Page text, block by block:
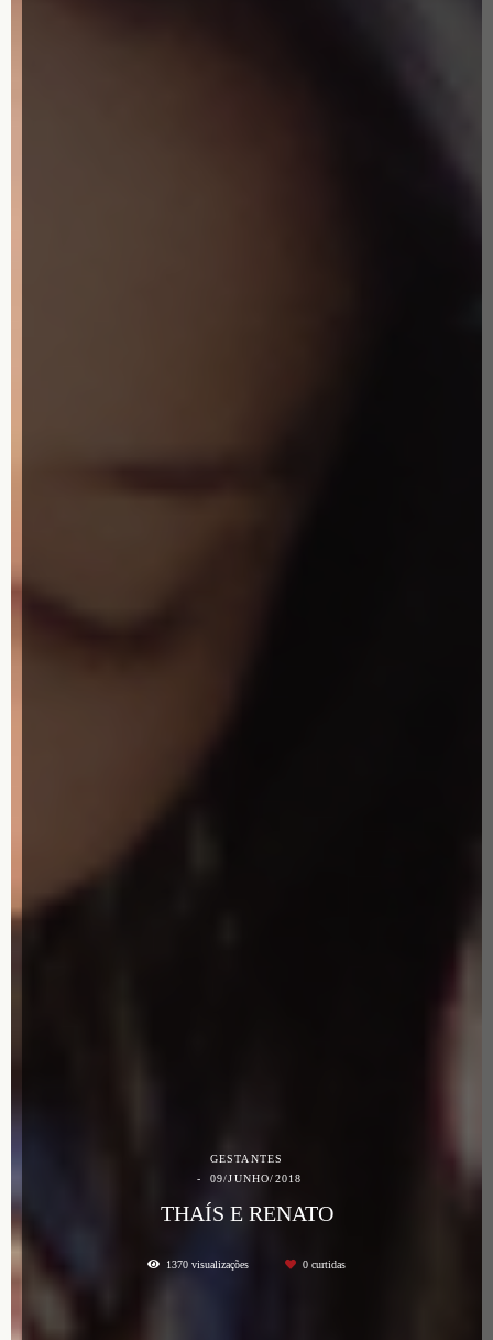
GESTANTES
09/JUNHO/2018
THAÍS E RENATO
1370 visualizações 0 curtidas